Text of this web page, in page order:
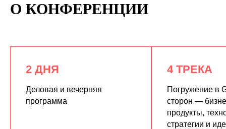
О КОНФЕРЕНЦИИ
2 ДНЯ
Деловая и вечерняя
программа
4 ТРЕКА
Погружение в
сторон —
продукты,
стратегии и